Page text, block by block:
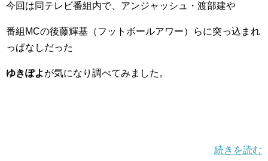
今回は同テレビ番組内で、アンジャッシュ・渡部建や
番組MCの後藤輝基（フットボールアワー）らに突っ込まれ
っぱなしだった
ゆきぽよ が気になり調べてみました。
続きを読む